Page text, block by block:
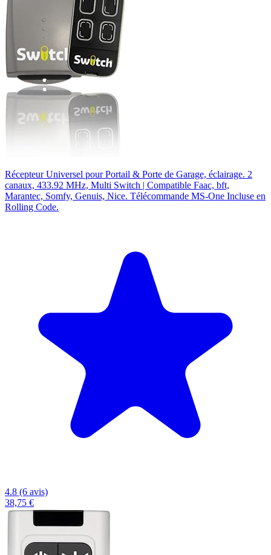
Récepteur Universel pour Portail & Porte de Garage, éclairage. 2
canaux, 433.92 MHz, Multi Switch | Compatible Faac, bft,
Marantec, Somfy, Genuis, Nice. Télécommande MS-One Incluse en
Rolling Code.
4.8 (6 avis)
38,75 €